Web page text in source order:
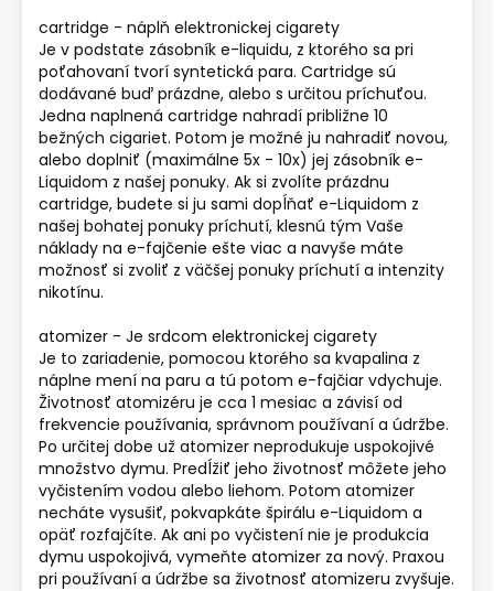
cartridge - náplň elektronickej cigarety
Je v podstate zásobník e-liquidu, z ktorého sa pri
poťahovaní tvorí syntetická para. Cartridge sú
dodávané buď prázdne, alebo s určitou príchuťou.
Jedna naplnená cartridge nahradí približne 10
bežných cigariet. Potom je možné ju nahradiť novou,
alebo doplniť (maximálne 5x - 10x) jej zásobník e-
Liquidom z našej ponuky. Ak si zvolíte prázdnu
cartridge, budete si ju sami dopĺňať e-Liquidom z
našej bohatej ponuky príchutí, klesnú tým Vaše
náklady na e-fajčenie ešte viac a navyše máte
možnosť si zvoliť z väčšej ponuky príchutí a intenzity
nikotínu.
atomizer - Je srdcom elektronickej cigarety
Je to zariadenie, pomocou ktorého sa kvapalina z
náplne mení na paru a tú potom e-fajčiar vdychuje.
Životnosť atomizéru je cca 1 mesiac a závisí od
frekvencie používania, správnom používaní a údržbe.
Po určitej dobe už atomizer neprodukuje uspokojivé
množstvo dymu. Predĺžiť jeho životnosť môžete jeho
vyčistením vodou alebo liehom. Potom atomizer
necháte vysušiť, pokvapkáte špirálu e-Liquidom a
opäť rozfajčíte. Ak ani po vyčistení nie je produkcia
dymu uspokojivá, vymeňte atomizer za nový. Praxou
pri používaní a údržbe sa životnosť atomizeru zvyšuje.